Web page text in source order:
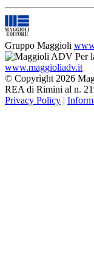
Gruppo Maggioli
Per
www.maggioliadv.it
© Copyright 2026
REA di Rimini al n.
Privacy Policy |